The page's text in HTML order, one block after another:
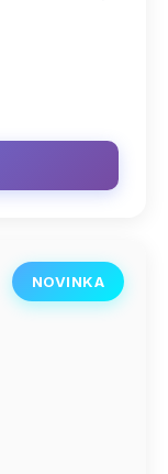
NOVINKA